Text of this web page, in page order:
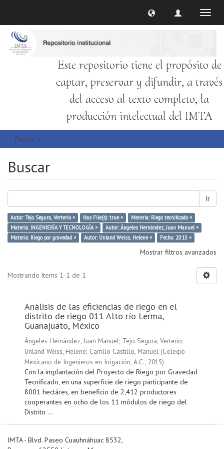
Este repositorio tiene el propósito de
captar, preservar y difundir, a través
del acceso al texto completo, la
producción intelectual del IMTA
Buscar
Buscar
Ir
Autor: Tejo Segura, Verterio × Has File(s): true ×
Materia: Riego tecnificado ×
Materia: INGENIERÍA Y TECNOLOGÍA ×
Autor: Ángeles Hernández, Juan Manuel ×
Materia: Riego por gravedad ×
Autor: Unland Weiss, Helene × Fecha: 2015 ×
Mostrar filtros avanzados
Mostrando ítems 1-1 de 1
Análisis de las eficiencias de riego en el
distrito de riego 011 Alto río Lerma,
Guanajuato, México
Ángeles Hernández, Juan Manuel; Tejo Segura, Verterio;
Unland Weiss, Helene; Carrillo Castillo, Manuel (Colegio
Mexicano de Ingenieros en Irrigación, A.C., 2015)
Con la implantación del Proyecto de Riego por Gravedad
Tecnificado, en una superficie de riego participante de
8001 hectáres, en beneficio de 2,412 productores
cooperantes en ocho de los 11 módulos de riego del
Distrito ...
IMTA - Blvd. Paseo Cuauhnáhuac 8532,